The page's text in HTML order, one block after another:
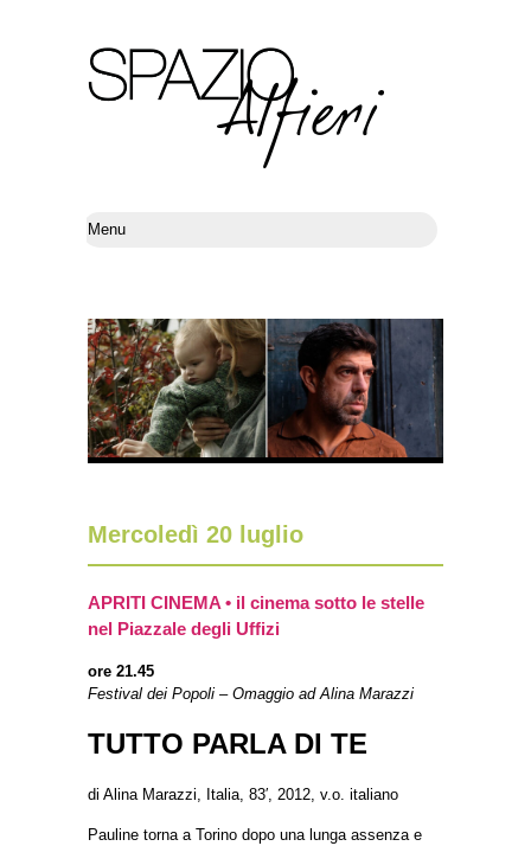
Mercoledì 20 luglio
APRITI CINEMA • il cinema sotto le stelle
nel Piazzale degli Uffizi
ore 21.45
Festival dei Popoli – Omaggio ad Alina Marazzi
TUTTO PARLA DI TE
di Alina Marazzi, Italia, 83′, 2012, v.o. italiano
Pauline torna a Torino dopo una lunga assenza e